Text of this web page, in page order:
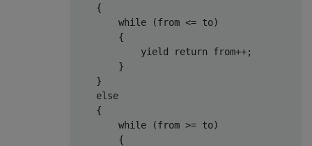
    {
while (from <= to)
        {
yield
return from++;
        }
    }
else
    {
while (from >= to)
        {